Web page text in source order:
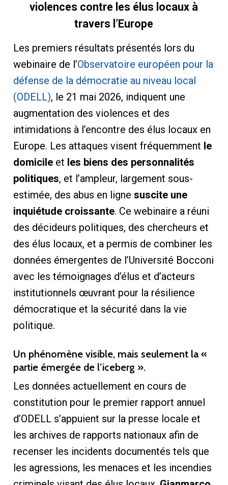
violences contre les élus locaux à
travers l’Europe
Les premiers résultats présentés lors du
webinaire de l’Observatoire européen pour la
défense de la démocratie au niveau local
(ODELL), le 21 mai 2026, indiquent une
augmentation des violences et des
intimidations à l’encontre des élus locaux en
Europe. Les attaques visent fréquemment le
domicileet les biens des personnalités
politiques, et l’ampleur, largement sous-
estimée, des abus en ligne suscite une
inquiétude croissante. Ce webinaire a réuni
des décideurs politiques, des chercheurs et
des élus locaux, et a permis de combiner les
données émergentes de l’Université Bocconi
avec les témoignages d’élus et d’acteurs
institutionnels œuvrant pour la résilience
démocratique et la sécurité dans la vie
politique.
Un phénomène visible, mais seulement la «
partie émergée de l’iceberg ».
Les données actuellement en cours de
constitution pour le premier rapport annuel
d’ODELL s’appuient sur la presse locale et
les archives de rapports nationaux afin de
recenser les incidents documentés tels que
les agressions, les menaces et les incendies